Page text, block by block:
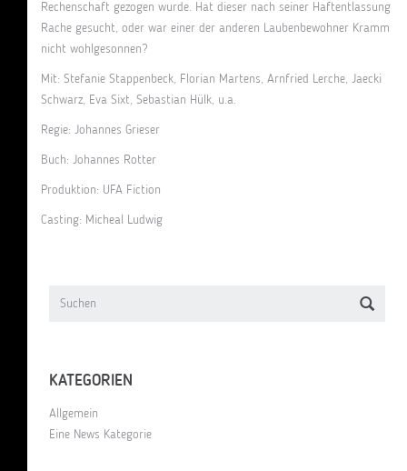
Rechenschaft gezogen wurde. Hat dieser nach seiner Haftentlassung
Rache gesucht, oder war einer der anderen Laubenbewohner Kramm
nicht wohlgesonnen?
Mit: Stefanie Stappenbeck, Florian Martens, Arnfried Lerche, Jaecki
Schwarz, Eva Sixt, Sebastian Hülk, u.a.
Regie: Johannes Grieser
Buch: Johannes Rotter
Produktion: UFA Fiction
Casting: Micheal Ludwig
KATEGORIEN
Allgemein
Eine News Kategorie